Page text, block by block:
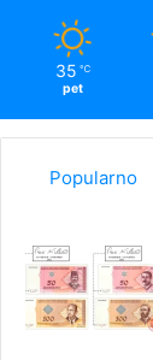
35 ℃
pet
Popularno